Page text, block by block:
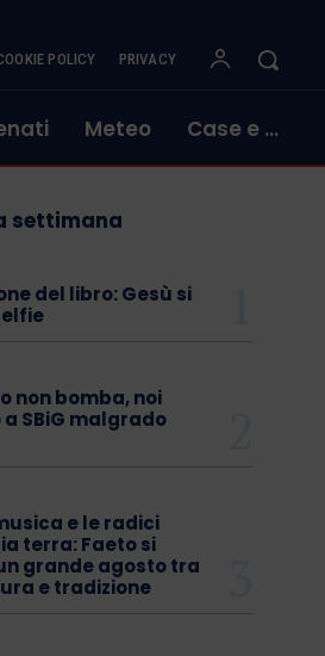
POLICY PRIVACY
Meteo Case e …
settimana
del libro: Gesù si
non bomba, noi
SBiG malgrado
e le radici
terra: Faeto si
grande agosto tra
e tradizione